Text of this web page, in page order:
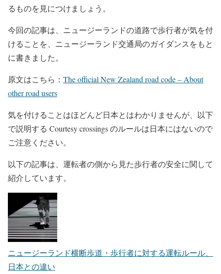
るものを見につけましょう。
今回の記事は、ニュージーランドの道路で歩行者が気を付
けることを、ニュージーランド交通局のガイダンスをもと
に書きました。
原文はこちら： The official New Zealand road code – About
other road users
気を付けることはほどんど日本とはわかりませんが、以下
で説明する Courtesy crossings のルールは日本にはないので
ご注意ください。
以下の記事は、運転者の側から見た歩行者の安全に関して
紹介しています。
ニュージーランド横断歩道・歩行者に対する運転ルール、
日本との違い